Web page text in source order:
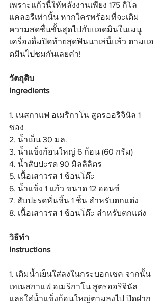
เพราะแก้วนี้ให้พลังงานเพียง 175 กิโล
แคลอรีเท่านั้น หากใครพร้อมที่จะเติม
ความสดชื่นขั้นสุดไปกับแอดมินในเมนู
เครื่องดื่มปิดท้ายสุดฟินนาเล่นี้แล้ว ตามแอ
ดมินไปชมกันเลยค่า!
วัตถุดิบ
Ingredients
1. เนสกาแฟ อเมริกาโน สูตรออริจินัล 1
ซอง
2. น้ำเย็น 30 มล.
3. น้ำแข็งก้อนใหญ่ 6 ก้อน (60 กรัม)
4. น้ำสับปะรด 90 มิลลิลิตร
5. เนื้อเสาวรส 1 ช้อนโต๊ะ
6. น้ำแข็ง 1 แก้ว ขนาด 12 ออนซ์
7. สับปะรดหั่นชิ้น 1 ชิ้น สำหรับตกแต่ง
8. เนื้อเสาวรส 1 ช้อนโต๊ะ สำหรับตกแต่ง
วิธีทำ
Instructions
1. เติมน้ำเย็นใส่ลงในกระบอกเชค จากนั้น
เทเนสกาแฟ อเมริกาโน สูตรออริจินัล
และใส่น้ำแข็งก้อนใหญ่ตามลงไป ปิดฝาก